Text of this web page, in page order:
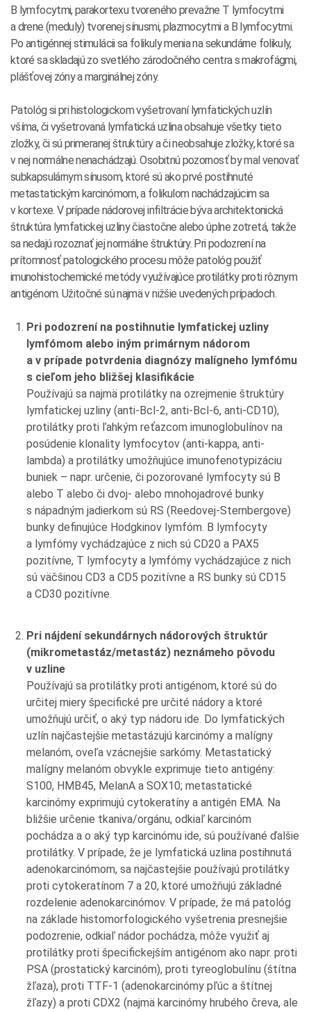
B lymfocytmi, parakortexu tvoreného prevažne T lymfocytmi
a drene (meduly) tvorenej sínusmi, plazmocytmi a B lymfocytmi.
Po antigénnej stimulácii sa folikuly menia na sekundárne folikuly,
ktoré sa skladajú zo svetlého zárodočného centra s makrofágmi,
plášťovej zóny a marginálnej zóny.
Patológ si pri histologickom vyšetrovaní lymfatických uzlín
všíma, či vyšetrovaná lymfatická uzlina obsahuje všetky tieto
zložky, či sú primeranej štruktúry a či neobsahuje zložky, ktoré sa
v nej normálne nenachádzajú. Osobitnú pozornosť by mal venovať
subkapsulárnym sínusom, ktoré sú ako prvé postihnuté
metastatickým karcinómom, a folikulom nachádzajúcim sa
v kortexe. V prípade nádorovej infiltrácie býva architektonická
štruktúra lymfatickej uzliny čiastočne alebo úplne zotretá, takže
sa nedajú rozoznať jej normálne štruktúry. Pri podozrení na
prítomnosť patologického procesu môže patológ použiť
imunohistochemické metódy využívajúce protilátky proti rôznym
antigénom. Užitočné sú najmä v nižšie uvedených prípadoch.
Pri podozrení na postihnutie lymfatickej uzliny
lymfómom alebo iným primárnym nádorom
a v prípade potvrdenia diagnózy malígneho lymfómu
s cieľom jeho bližšej klasifikácie
Používajú sa najmä protilátky na ozrejmenie štruktúry
lymfatickej uzliny (anti-Bcl-2, anti-Bcl-6, anti-CD10),
protilátky proti ľahkým reťazcom imunoglobulínov na
posúdenie klonality lymfocytov (anti-kappa, anti-
lambda) a protilátky umožňujúce imunofenotypizáciu
buniek – napr. určenie, či pozorované lymfocyty sú B
alebo T alebo či dvoj- alebo mnohojadrové bunky
s nápadným jadierkom sú RS (Reedovej-Sternbergove)
bunky definujúce Hodgkinov lymfóm. B lymfocyty
a lymfómy vychádzajúce z nich sú CD20 a PAX5
pozitívne, T lymfocyty a lymfómy vychádzajúce z nich
sú väčšinou CD3 a CD5 pozitívne a RS bunky sú CD15
a CD30 pozitívne.
Pri nájdení sekundárnych nádorových štruktúr
(mikrometastáz/metastáz) neznámeho pôvodu
v uzline
Používajú sa protilátky proti antigénom, ktoré sú do
určitej miery špecifické pre určité nádory a ktoré
umožňujú určiť, o aký typ nádoru ide. Do lymfatických
uzlín najčastejšie metastázujú karcinómy a malígny
melanóm, oveľa vzácnejšie sarkómy. Metastatický
malígny melanóm obvykle exprimuje tieto antigény:
S100, HMB45, MelanA a SOX10; metastatické
karcinómy exprimujú cytokeratíny a antigén EMA. Na
bližšie určenie tkaniva/orgánu, odkiaľ karcinóm
pochádza a o aký typ karcinómu ide, sú používané ďalšie
protilátky. V prípade, že je lymfatická uzlina postihnutá
adenokarcinómom, sa najčastejšie používajú protilátky
proti cytokeratínom 7 a 20, ktoré umožňujú základné
rozdelenie adenokarcinómov. V prípade, že má patológ
na základe histomorfologického vyšetrenia presnejšie
podozrenie, odkiaľ nádor pochádza, môže využiť aj
protilátky proti špecifickejším antigénom ako napr. proti
PSA (prostatický karcinóm), proti tyreoglobulínu (štítna
žľaza), proti TTF-1 (adenokarcinómy pľúc a štítnej
žľazy) a proti CDX2 (najmä karcinómy hrubého čreva, ale